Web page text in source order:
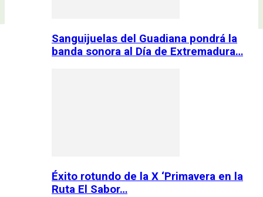
Sanguijuelas del Guadiana pondrá la
banda sonora al Día de Extremadura…
Éxito rotundo de la X ‘Primavera en la
Ruta El Sabor…